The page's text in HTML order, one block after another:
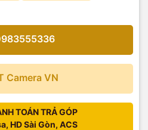
Camera VN
TOÁN TRẢ GÓP
HD Sài Gòn, ACS